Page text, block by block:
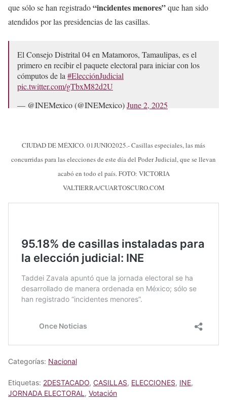
que sólo se han registrado“incidentes menores”que han sido
atendidos por las presidencias de las casillas.
El Consejo Distrital 04 en Matamoros, Tamaulipas, es el
primero en recibir el paquete electoral para iniciar con los
cómputos de la#ElecciónJudicial
pic.twitter.com/gTbxM82d2U
— @INEMexico (@INEMexico)June 2, 2025
CIUDAD DE MÉXICO. 01JUNIO2025.- Casillas especiales, las más
concurridas para las elecciones de este día del Poder Judicial, que se llevan
acabó en todo el país. FOTO: VICTORIA
VALTIERRA/CUARTOSCURO.COM
Categorías: Nacional
Etiquetas: 2DESTACADO, CASILLAS, ELECCIONES, INE,
JORNADA ELECTORAL , Votación